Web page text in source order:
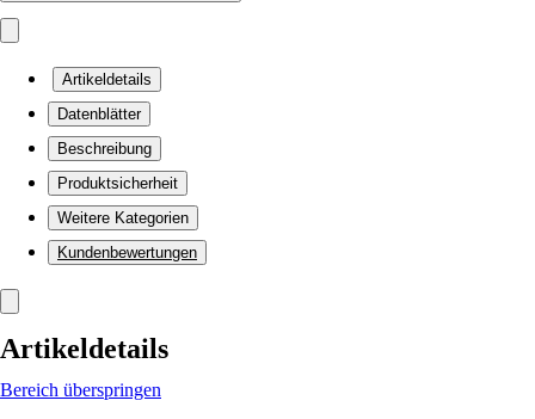
Artikeldetails
Datenblätter
Beschreibung
Produktsicherheit
Weitere Kategorien
Kundenbewertungen
Artikeldetails
Bereich überspringen